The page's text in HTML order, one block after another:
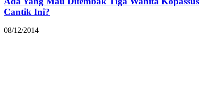
Cantik Ini?
08/12/2014